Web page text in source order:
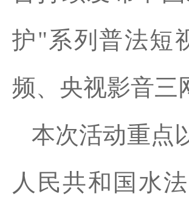
护"系列普法短
频、央视影音三
本次活动重点
人民共和国水